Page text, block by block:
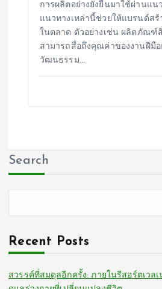
การผลิตอย่างยั่งยืนมาใช้ผ่านแน
แนวทางเหล่านี้ช่วยให้แบรนด์สร้
ในตลาด ตัวอย่างเช่น ผลิตภัณฑ์
สามารถสื่อถึงคุณค่าของงานฝีมื
วัฒนธรรม…
Search
Recent Posts
สวรรค์ที่สมดุลอีกครั้ง: ภายในรีสอร์ตเวล